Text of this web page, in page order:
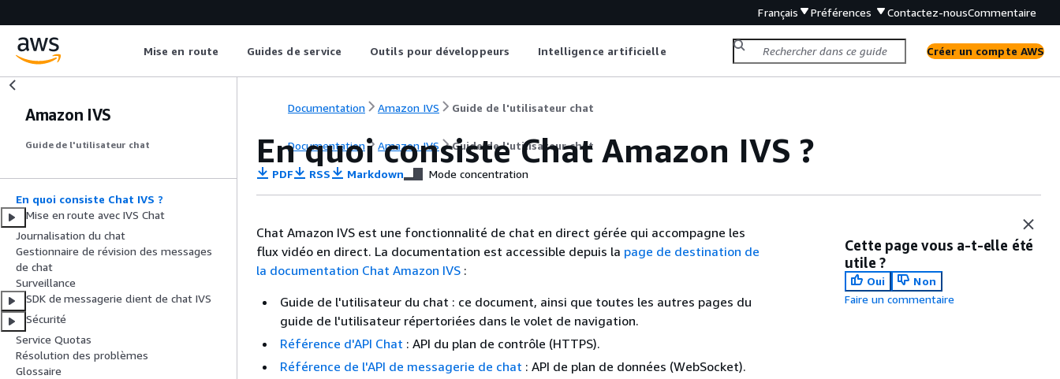
Français Préférences Contactez-nousCommentaire
Mise en route Guides de service Outils pour développeurs Intelligence artificielle Créer un compte AWS
Amazon IVS
Guide de l'utilisateur chat
En quoi consiste Chat IVS ?
Mise en route avec IVS Chat
Journalisation du chat
Gestionnaire de révision des messages
de chat
Surveillance
SDK de messagerie client de chat IVS
Sécurité
Service Quotas
Résolution des problèmes
Glossaire
Documentation Amazon IVS Guide de l'utilisateur chat
Documentation Amazon IVS Guide de l'utilisateur chat
En quoi consiste Chat Amazon IVS ?
PDF RSS Markdown Mode concentration
Chat Amazon IVS est une fonctionnalité de chat en direct gérée qui accompagne les
flux vidéo en direct. La documentation est accessible depuis la page de destination de
la documentation Chat Amazon IVS :
Guide de l'utilisateur du chat : ce document, ainsi que toutes les autres pages du
guide de l'utilisateur répertoriées dans le volet de navigation.
Référence d'API Chat : API du plan de contrôle (HTTPS).
Référence de l'API de messagerie de chat : API de plan de données (WebSocket).
Cette page vous a-t-elle été
utile ?
Oui
Non
Faire un commentaire